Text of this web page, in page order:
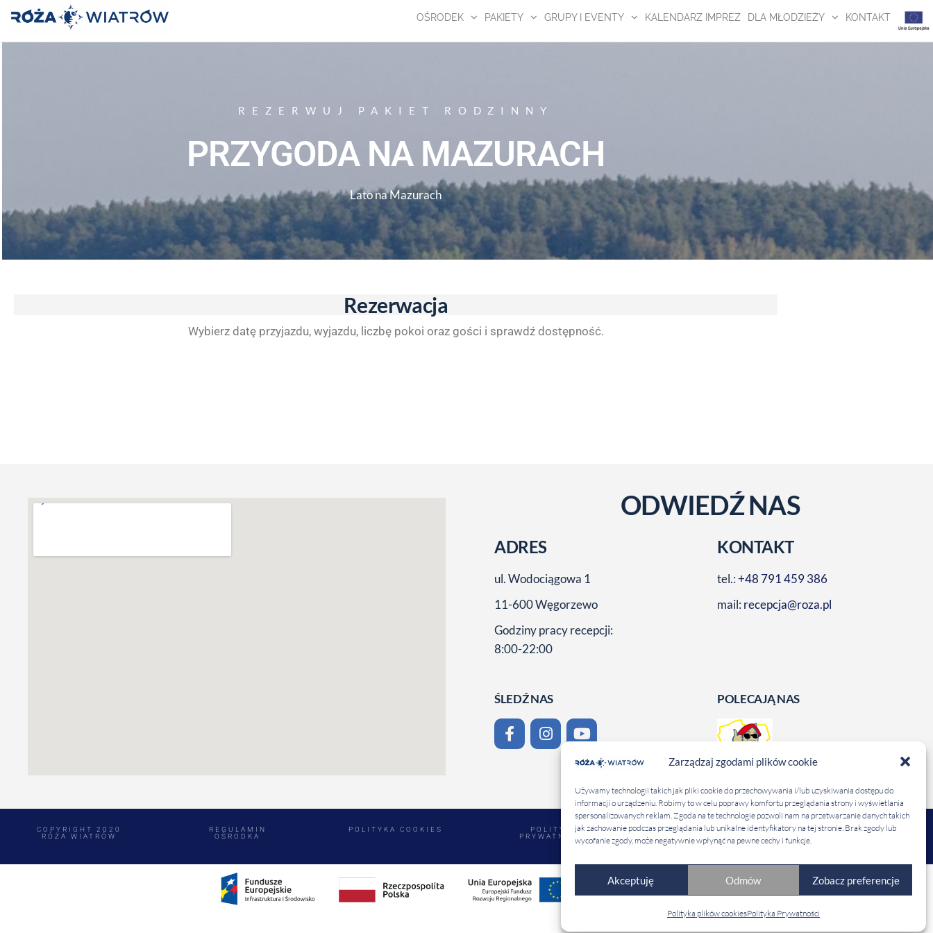
Zarządzaj zgodami plików cookie
Używamy technologii takich jak pliki cookie do przechowywania i/lub uzyskiwania dostępu do
informacji o urządzeniu. Robimy to w celu poprawy komfortu przeglądania strony i wyświetlania
spersonalizowanych reklam. Zgoda na te technologie pozwoli nam na przetwarzanie danych takich
jak zachowanie podczas przeglądania lub unikalne identyfikatory na tej stronie. Brak zgody lub
wycofanie zgody, może negatywnie wpłynąć na pewne cechy i funkcje.
Akceptuję Odmów Zobacz preferencje
Polityka plików cookiesPolityka Prywatności
OŚRODEK PAKIETY GRUPY I EVENTY KALENDARZ IMPREZ DLA MŁODZIEŻY KONTAKT
REZERWUJ PAKIET RODZINNY
PRZYGODA NA MAZURACH
Lato na Mazurach
Rezerwacja
Wybierz datę przyjazdu, wyjazdu, liczbę pokoi oraz gości i sprawdź dostępność.
ODWIEDŹ NAS
ADRES
ul. Wodociągowa 1
11-600 Węgorzewo
Godziny pracy recepcji:
8:00-22:00
KONTAKT
tel.:+48 791 459 386
mail: recepcja@roza.pl
ŚLEDŹ NAS POLECAJĄ NAS
COPYRIGHT 2020
RÓŻA WIATRÓW
REGULAMIN
OŚRODKA
POLITYKA COOKIES
POLITYKA
PRYWATNOŚCI
STANDARDY
OCHRONY
MAŁOLETNICH